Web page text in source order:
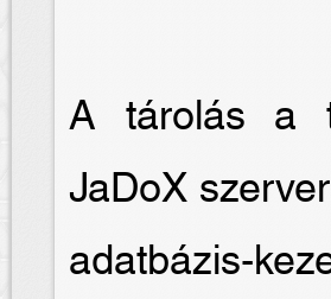
A tárolás a
JaDoX
adatbázis-